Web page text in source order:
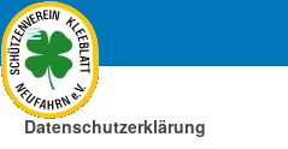
Datenschutzerklärung